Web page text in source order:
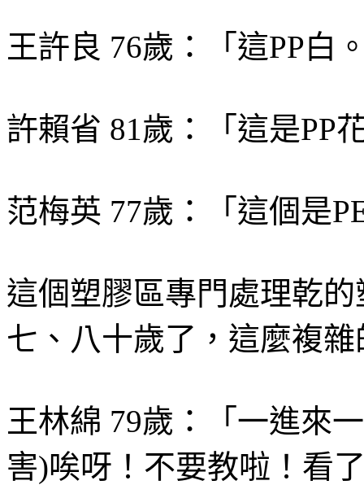
王許良 76歲：「這PP白
許賴省 81歲：「這是PP
范梅英 77歲：「這個是
這個塑膠區專門處理乾
七、八十歲了，這麼複
王林綿 79歲：「一進來
害)唉呀！不要教啦！看